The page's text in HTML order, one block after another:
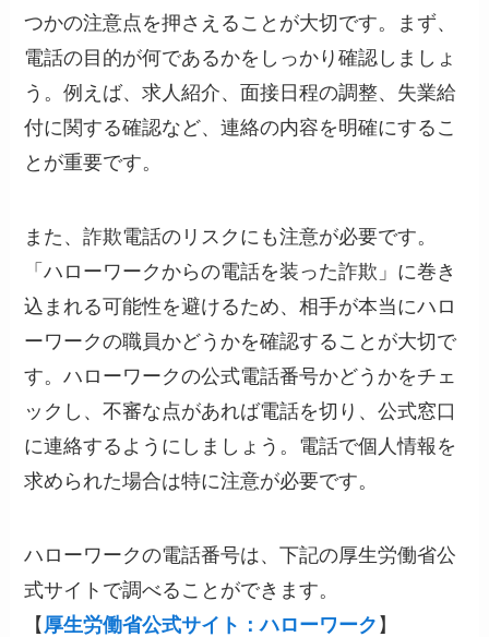
つかの注意点を押さえることが大切です。まず、
電話の目的が何であるかをしっかり確認しましょ
う。例えば、求人紹介、面接日程の調整、失業給
付に関する確認など、連絡の内容を明確にするこ
とが重要です。
また、詐欺電話のリスクにも注意が必要です。
「ハローワークからの電話を装った詐欺」に巻き
込まれる可能性を避けるため、相手が本当にハロ
ーワークの職員かどうかを確認することが大切で
す。ハローワークの公式電話番号かどうかをチェ
ックし、不審な点があれば電話を切り、公式窓口
に連絡するようにしましょう。電話で個人情報を
求められた場合は特に注意が必要です。
ハローワークの電話番号は、下記の厚生労働省公
式サイトで調べることができます。
【 厚生労働省公式サイト：ハローワーク 】